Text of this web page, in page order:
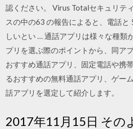
認ください。 Virus Totalセキュリテ
スの中の63 の報告によると、電話
しいとい … 通話アプリは様々な種類
プリを選ぶ際のポイントから、同ア
おすすめ通話アプリ、固定電話や携
るおすすめの無料通話アプリ、ゲー
話アプリを選定して紹介します。
2017年11月15日 その